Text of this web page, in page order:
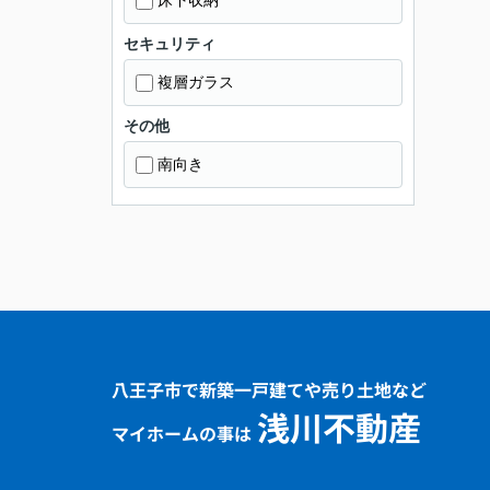
セキュリティ
複層ガラス
その他
南向き
八王子市で新築一戸建てや売り土地など
マイホームの事は 浅川不動産